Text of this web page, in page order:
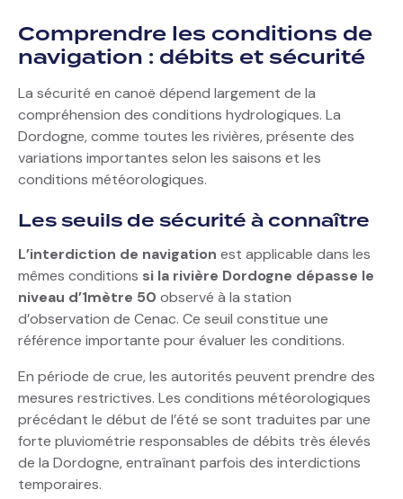
Comprendre les conditions de
navigation : débits et sécurité
La sécurité en canoë dépend largement de la
compréhension des conditions hydrologiques. La
Dordogne, comme toutes les rivières, présente des
variations importantes selon les saisons et les
conditions météorologiques.
Les seuils de sécurité à connaître
L’interdiction de navigation est applicable dans les
mêmes conditions si la rivière Dordogne dépasse le
niveau d’1mètre 50 observé à la station
d’observation de Cenac. Ce seuil constitue une
référence importante pour évaluer les conditions.
En période de crue, les autorités peuvent prendre des
mesures restrictives. Les conditions météorologiques
précédant le début de l’été se sont traduites par une
forte pluviométrie responsables de débits très élevés
de la Dordogne, entraînant parfois des interdictions
temporaires.